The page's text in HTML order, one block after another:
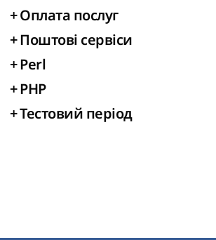
+Оплата послуг
+Поштові сервіси
+Perl
+PHP
+Тестовий період